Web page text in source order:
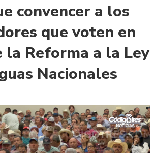
convencer a los
que voten en
la Reforma a la Ley
Nacionales